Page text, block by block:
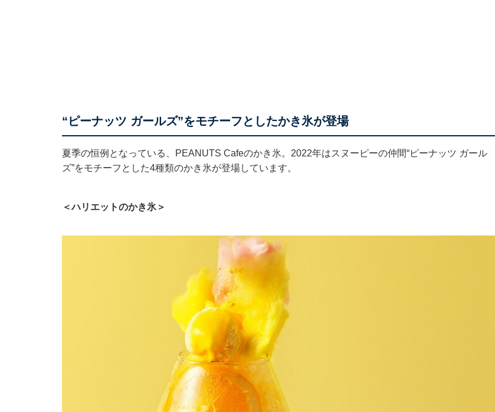
“ピーナッツ ガールズ”をモチーフとしたかき氷が登場
夏季の恒例となっている、PEANUTS Cafeのかき氷。2022年はスヌーピーの仲間“ピーナッツ ガール
ズ”をモチーフとした4種類のかき氷が登場しています。
＜ハリエットのかき氷＞